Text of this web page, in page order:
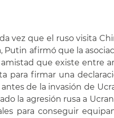
vez que el ruso visita
Putin afirmó que la
que existe entre
para firmar una
de la invasión de
la agresión rusa a
para conseguir